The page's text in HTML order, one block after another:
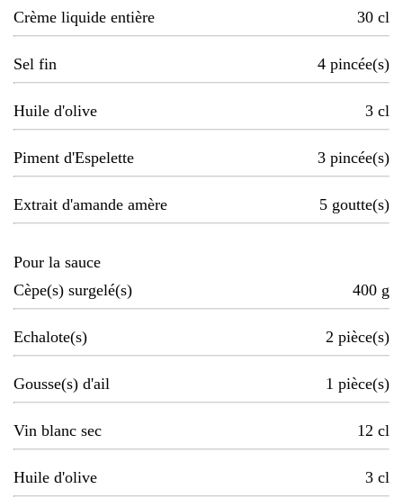
Crème liquide entière 30 cl
Sel fin 4 pincée(s)
Huile d'olive 3 cl
Piment d'Espelette 3 pincée(s)
Extrait d'amande amère 5 goutte(s)
Pour la sauce
Cèpe(s) surgelé(s)
400 g
Echalote(s) 2 pièce(s)
Gousse(s) d'ail 1 pièce(s)
Vin blanc sec 12 cl
Huile d'olive 3 cl